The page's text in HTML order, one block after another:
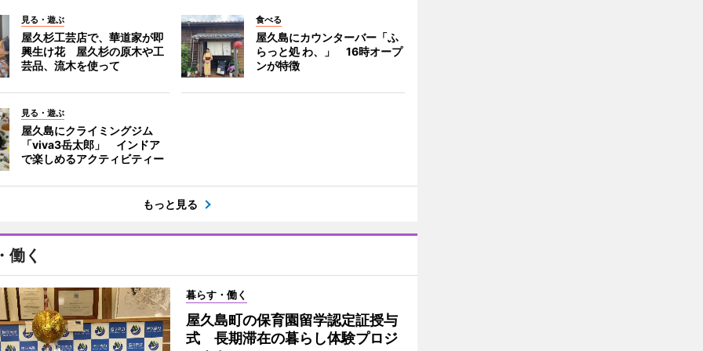
見る・遊ぶ
屋久杉工芸店で、華道家が即
興生け花 屋久杉の原木や工
芸品、流木を使って
食べる
屋久島にカウンターバー「ふ
らっと処 わ、」 16時オープ
ンが特徴
見る・遊ぶ
屋久島にクライミングジム
「viva3岳太郎」 インドア
で楽しめるアクティビティー
もっと見る
働く
暮らす・働く
屋久島町の保育園留学認定証授与
式 長期滞在の暮らし体験プロジ